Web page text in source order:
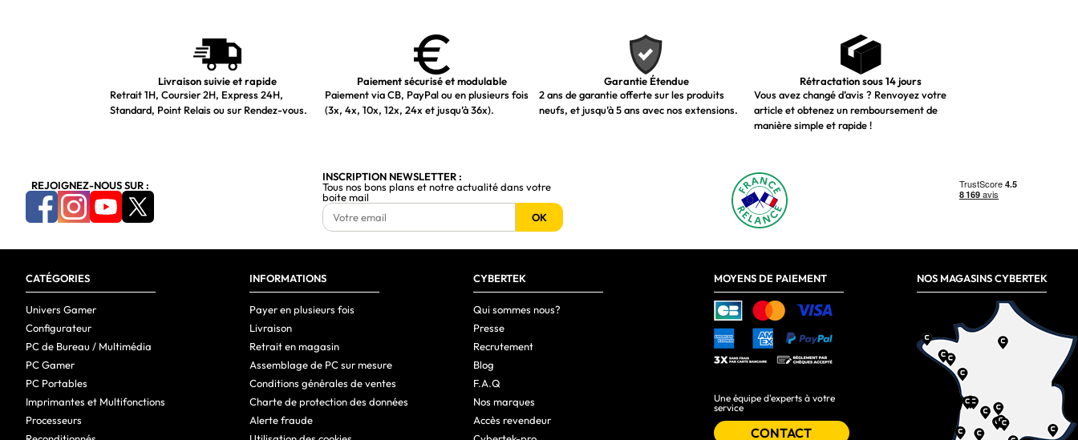
Livraison suivie et rapide
Retrait 1H, Coursier 2H, Express 24H,
Standard, Point Relais ou sur Rendez-vous.
Paiement sécurisé et modulable
Paiement via CB, PayPal ou en plusieurs fois
(3x, 4x, 10x, 12x, 24x et jusqu’à 36x).
Garantie Étendue
2 ans de garantie offerte sur les produits
neufs, et jusqu’à 5 ans avec nos extensions.
Rétractation sous 14 jours
Vous avez changé d’avis ? Renvoyez votre
article et obtenez un remboursement de
manière simple et rapide !
REJOIGNEZ-NOUS SUR :
INSCRIPTION NEWSLETTER :
Tous nos bons plans et notre actualité dans votre
boite mail
OK
CATÉGORIES
Univers Gamer
Configurateur
PC de Bureau / Multimédia
PC Gamer
PC Portables
Imprimantes et Multifonctions
Processeurs
INFORMATIONS
Payer en plusieurs fois
Livraison
Retrait en magasin
Assemblage de PC sur mesure
Conditions générales de ventes
Charte de protection des données
Alerte fraude
CYBERTEK
Qui sommes nous?
Presse
Recrutement
Blog
F.A.Q
Nos marques
Accès revendeur
MOYENS DE PAIEMENT
Une équipe d'experts à votre
service
CONTACT
NOS MAGASINS CYBERTEK